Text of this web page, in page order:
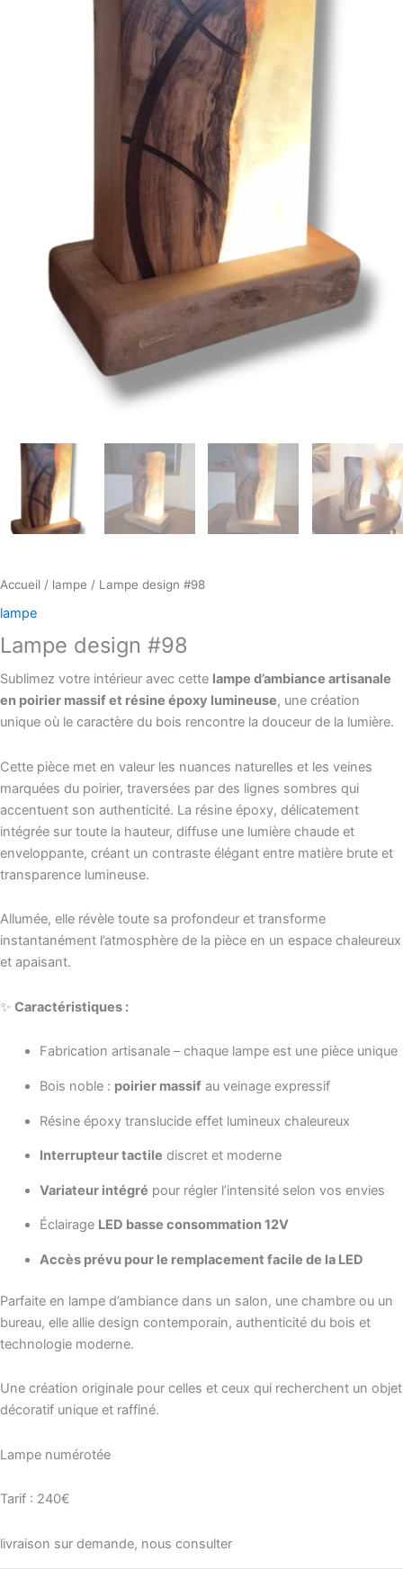
Accueil / lampe / Lampe design #98
lampe
Lampe design #98
Sublimez votre intérieur avec cette lampe d’ambiance artisanale
en poirier massif et résine époxy lumineuse, une création
unique où le caractère du bois rencontre la douceur de la lumière.
Cette pièce met en valeur les nuances naturelles et les veines
marquées du poirier, traversées par des lignes sombres qui
accentuent son authenticité. La résine époxy, délicatement
intégrée sur toute la hauteur, diffuse une lumière chaude et
enveloppante, créant un contraste élégant entre matière brute et
transparence lumineuse.
Allumée, elle révèle toute sa profondeur et transforme
instantanément l’atmosphère de la pièce en un espace chaleureux
et apaisant.
✨ Caractéristiques :
Fabrication artisanale – chaque lampe est une pièce unique
Bois noble : poirier massifau veinage expressif
Résine époxy translucide effet lumineux chaleureux
Interrupteur tactile discret et moderne
Variateur intégré pour régler l’intensité selon vos envies
Éclairage LED basse consommation 12V
Accès prévu pour le remplacement facile de la LED
Parfaite en lampe d’ambiance dans un salon, une chambre ou un
bureau, elle allie design contemporain, authenticité du bois et
technologie moderne.
Une création originale pour celles et ceux qui recherchent un objet
décoratif unique et raffiné.
Lampe numérotée
Tarif : 240€
livraison sur demande, nous consulter